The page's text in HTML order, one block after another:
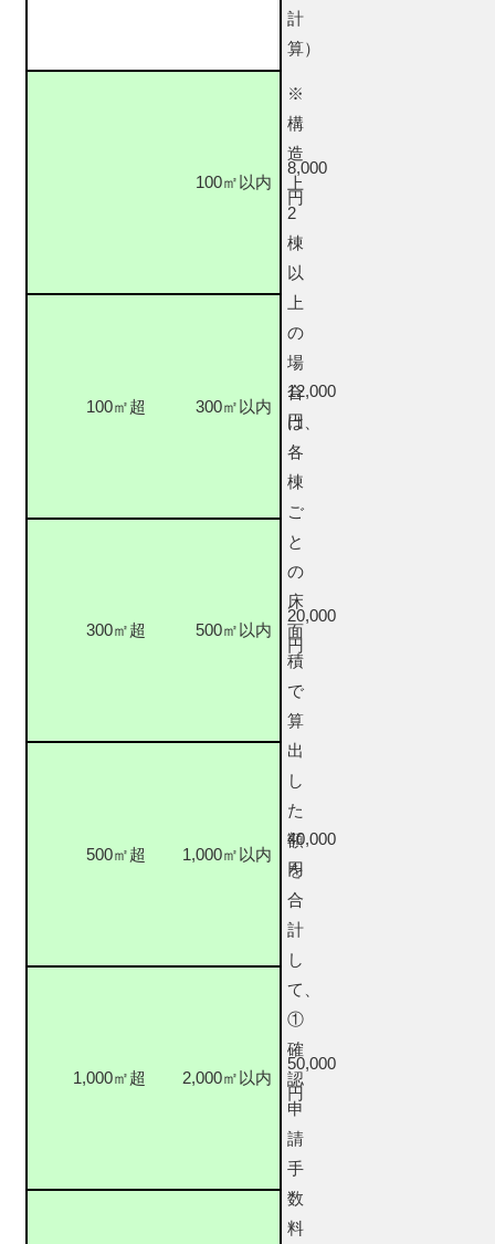
計
算）
100㎡以内
8,000
円
※
構
造
上
2
棟
以
上
の
場
合
は、
各
棟
ご
と
の
床
面
積
で
算
出
し
た
額
を
合
計
し
て、
①
確
認
申
請
手
数
料
100㎡超 300㎡以内
12,000
円
300㎡超 500㎡以内
20,000
円
500㎡超 1,000㎡以内
40,000
円
1,000㎡超 2,000㎡以内
50,000
円